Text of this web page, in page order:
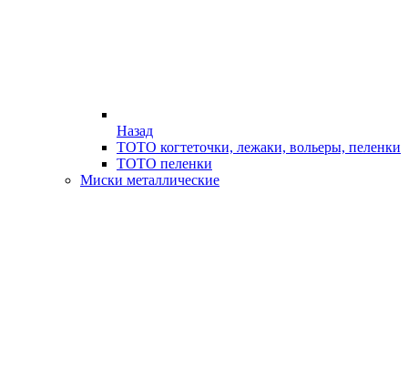
Назад
ТОТО когтеточки, лежаки, вольеры, пеленки
ТОТО пеленки
Миски металлические